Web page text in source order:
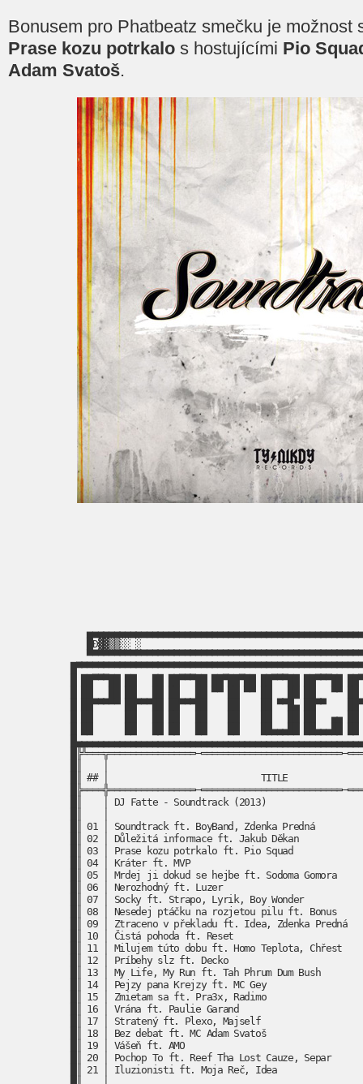
Bonusem pro Phatbeatz smečku je možnost
Prase kozu potrkalo s hostujícími Pio
Adam Svatoš.
█Đ▓▓▒▒░░
█ ██▀▀▀██ ██   ██ ██▀▀▀██ ██▀██▀██ ██▀▀▀██ ██▀▀▀██
█ ██   ██ ██   ██ ██   ██ ▀▀ ██ ▀▀ ██   ██ ██   ▀▀
█ ██▀▀▀▀▀ ██▀▀▀██ ██▀▀▀██    ██    ██ ▀▀█▄ ██▀▀
█ ██      ██   ██ ██   ██    ██    ██   ██ ██   ▄▄
█ ██      ██   ██ ██   ██    ██    ██▄▄▄██ ██▄▄▄██
█║ ## │                            TITLE
█║    │ DJ Fatte - Soundtrack (2013)
█║ 01 │ Soundtrack ft. BoyBand, Zdenka
█║ 02 │ Důležitá informace ft. Jakub Děkan
█║ 03 │ Prase kozu potrkalo ft. Pio Squad
█║ 04 │ Kráter ft. MVP
█║ 05 │ Mrdej ji dokud se hejbe ft. Sodoma
█║ 06 │ Nerozhodný ft. Luzer
█║ 07 │ Socky ft. Strapo, Lyrik, Boy Wonder
█║ 08 │ Nesedej ptáčku na rozjetou pilu ft.
█║ 09 │ Ztraceno v překladu ft. Idea, Zdenka
█║ 10 │ Čistá pohoda ft. Reset
█║ 11 │ Milujem túto dobu ft. Homo Teplota,
█║ 12 │ Príbehy slz ft. Decko
█║ 13 │ My Life, My Run ft. Tah Phrum Dum
█║ 14 │ Pejzy pana Krejzy ft. MC Gey
█║ 15 │ Zmietam sa ft. Pra3x, Radimo
█║ 16 │ Vrána ft. Paulie Garand
█║ 17 │ Stratený ft. Plexo, Majself
█║ 18 │ Bez debat ft. MC Adam Svatoš
█║ 19 │ Vášeň ft. AMO
█║ 20 │ Pochop To ft. Reef Tha Lost Cauze,
█║ 21 │ Iluzionisti ft. Moja Reč, Idea